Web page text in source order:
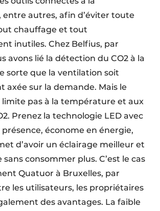
autres, afin d’éviter toute
chauffage et tout
inutiles. Chez Belfius, par
avons lié la détection du CO2 à la
sorte que la ventilation soit
axée sur la demande. Mais le
limite pas à la température et aux
Prenez la technologie LED avec
économe en énergie,
d’avoir un éclairage meilleur et
consommer plus. C’est le cas
Quatuor à Bruxelles, par
les utilisateurs, les propriétaires
des avantages. La faible